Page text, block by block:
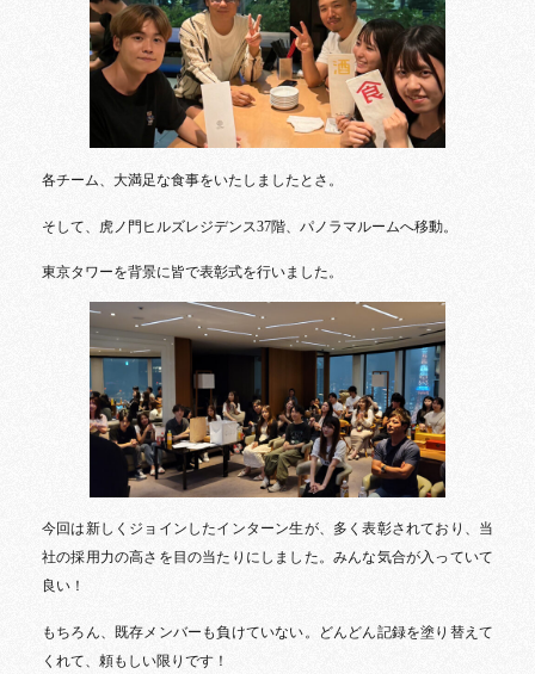
各チーム、大満足な食事をいたしましたとさ。
そして、虎ノ門ヒルズレジデンス37階、パノラマルームへ移動。
東京タワーを背景に皆で表彰式を行いました。
今回は新しくジョインしたインターン生が、多く表彰されており、当
社の採用力の高さを目の当たりにしました。みんな気合が入っていて
良い！
もちろん、既存メンバーも負けていない。どんどん記録を塗り替えて
くれて、頼もしい限りです！